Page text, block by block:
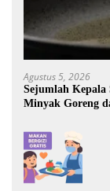
Agustus 5, 2026
Sejumlah Kepala
Minyak Goreng